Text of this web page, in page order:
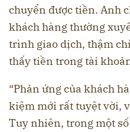
chuyển được tiền. Anh
khách hàng thường
trình giao dịch, thậm
thấy tiền trong tài
“Phản ứng của khách
kiệm mới rất tuyệt vời,
Tuy nhiên, trong một